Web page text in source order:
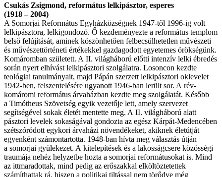
Csukás Zsigmond, református lelkipásztor, esperes
(1918 – 2004)
A Somorjai Református Egyházközségnek 1947-től 1996-ig volt
lelkipásztora, lelkigondozó. Ő kezdeményezte a református templom
belső felújítását, aminek köszönhetően felbecsülhetetlen művészeti
és művészettörténeti értékekkel gazdagodott egyetemes örökségünk.
Komáromban született. A II. világháború előtti intenzív lelki ébredés
során nyert elhívást lelkipásztori szolgálatra. Losoncon kezdte
teológiai tanulmányait, majd Pápán szerzett lelkipásztori oklevelet
1942-ben, felszentelésére ugyanott 1946-ban lerült sor. A rév-
komáromi református árvaházban kezdte meg szolgálatát. Később
a Timótheus Szövetség egyik vezetője lett, amely szervezet
segítségével sokak életét mentette meg. A II. világháború alatt
pásztori levelek sokaságával gondozta az egész Kárpát-Medencében
szétszóródott egykori árvaházi növendékeket, akiknek életútját
egyenként számontartotta. 1948-ban hívta meg választás útján
a somorjai gyülekezet. A kitelepítések és a lakosságcsere közösségi
traumája nehéz helyzetbe hozta a somorjai reformátusokat is. Mind
az ittmaradottak, mind pedig az erőszakkal elköltöztetettek
számíthattak rá, hiszen a politikai tiltással nem törődve még